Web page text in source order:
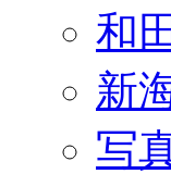
和
新
写